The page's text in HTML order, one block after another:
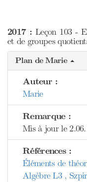
2017 : Leçon 103 -
et de groupes
Plan de Marie
Auteur :
Marie
Remarque :
Mis à jour le
Références :
Éléments de
Algèbre L3 ,